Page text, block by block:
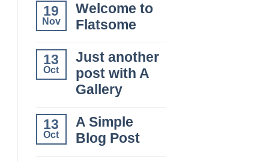
19
Nov
Welcome to
Flatsome
13
Oct
Just another
post with A
Gallery
13
Oct
A Simple
Blog Post